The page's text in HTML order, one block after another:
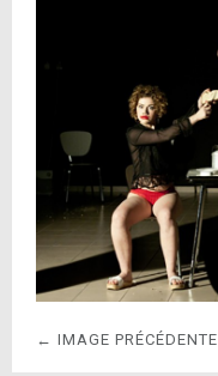
← IMAGE PRÉCÉDENTE